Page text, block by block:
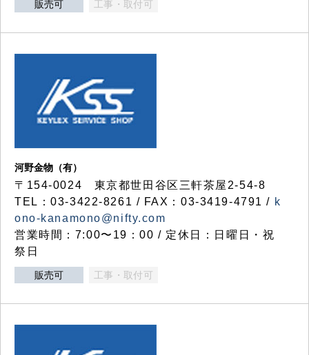
販売可 工事・取付可
河野金物（有）
〒154-0024 東京都世田谷区三軒茶屋2-54-8
TEL：03-3422-8261 / FAX：03-3419-4791 / k
ono-kanamono@nifty.com
営業時間：7:00〜19：00 / 定休日：日曜日・祝
祭日
販売可 工事・取付可